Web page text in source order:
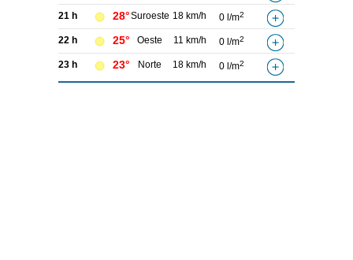
21 h 28°Suroeste 18 km/h 0 l/m2
22 h 25° Oeste 11 km/h 0 l/m2
23 h 23° Norte 18 km/h 0 l/m2